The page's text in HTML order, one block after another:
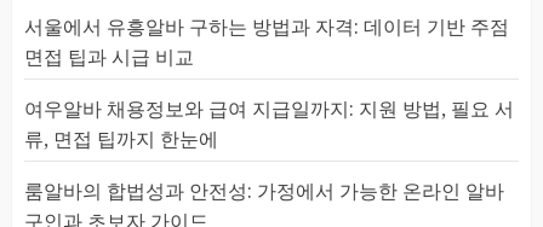
서울에서 유흥알바 구하는 방법과 자격: 데이터 기반 주점
면접 팁과 시급 비교
여우알바 채용정보와 급여 지급일까지: 지원 방법, 필요 서
류, 면접 팁까지 한눈에
룸알바의 합법성과 안전성: 가정에서 가능한 온라인 알바
구인과 초보자 가이드